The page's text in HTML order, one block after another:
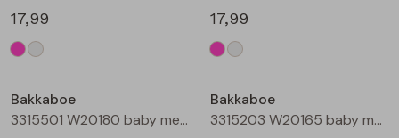
17,99
17,99
Bakkaboe
3315501 W20180 baby meisjes gilet/hesje Taupe
Bakkaboe
3315203 W20165 baby meisjes lange broek Cream